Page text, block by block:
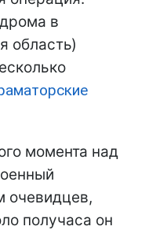
в
область)
момента над
очевидцев,
получаса он